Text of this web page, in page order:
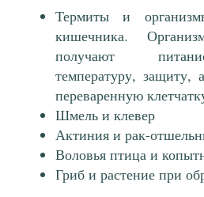
Термиты и
кишечника.
получают
температуру, защиту,
переваренную
Шмель и клевер
Актиния и рак-
Воловья птица и
Гриб и растение при